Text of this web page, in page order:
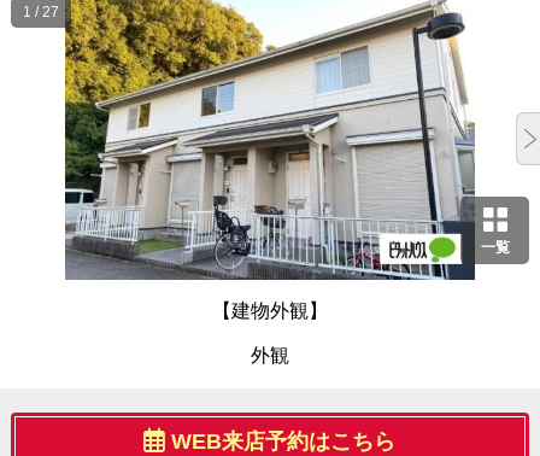
一覧
【建物外観】
外観
1 / 27
WEB来店予約はこちら